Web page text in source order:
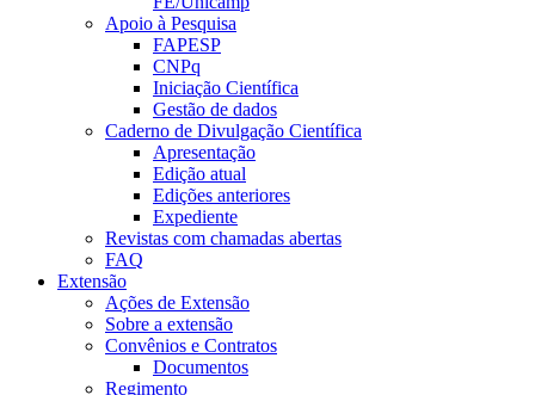
Apoio à Pesquisa
FAPESP
CNPq
Iniciação Científica
Gestão de dados
Caderno de Divulgação Científica
Apresentação
Edição atual
Edições anteriores
Expediente
Revistas com chamadas abertas
FAQ
Extensão
Ações de Extensão
Sobre a extensão
Convênios e Contratos
Documentos
Regimento